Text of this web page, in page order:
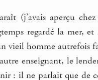
(j’avais aperçu
regardé la mer,
vieil homme autrefois
enseignant, le
: il ne parlait que de